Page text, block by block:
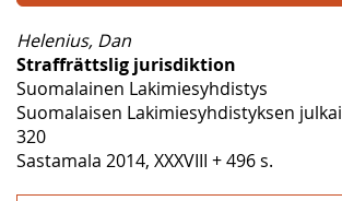
Helenius, Dan
Straffrättslig jurisdiktion
Suomalainen Lakimiesyhdistys
Suomalaisen Lakimiesyhdistyksen
320
Sastamala 2014, XXXVIII + 496 s.